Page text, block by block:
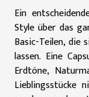
Ein
Style über das
Basic-Teilen, die
lassen. Eine
Erdtöne,
Lieblingsstücke